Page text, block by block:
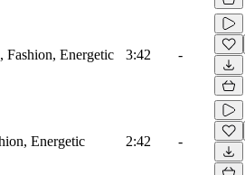
Fashion, Energetic 3:42 -
Energetic 2:42 -